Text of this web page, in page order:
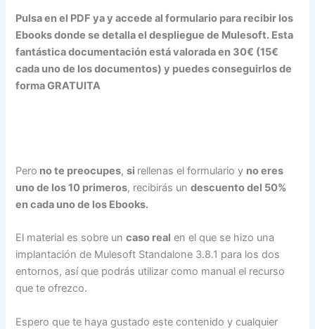
Pulsa en el PDF ya y accede al formulario para recibir los
Ebooks donde se detalla el despliegue de Mulesoft. Esta
fantástica documentación está valorada en 30€ (15€
cada uno de los documentos) y puedes conseguirlos de
forma GRATUITA
Pero no te preocupes,si rellenas el formulario y no eres
uno de los 10 primeros, recibirás undescuento del 50%
en cada uno de los Ebooks.
El material es sobre uncaso real en el que se hizo una
implantación de Mulesoft Standalone 3.8.1 para los dos
entornos, así que podrás utilizar como manual el recurso
que te ofrezco.
Espero que te haya gustado este contenido y cualquier